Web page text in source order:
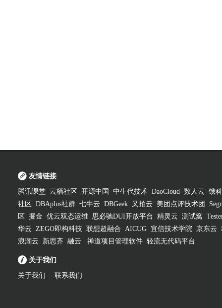
友情链接
腾讯课堂 云栖社区 开源中国 中生代技术 DaoCloud 数人云 饿
社区
DBAplus社群 七牛云 DBGeek 又拍云 美团点评技术团
区
掘金 优云双态运维 思必驰DUI开放平台 精灵云 测试窝
华云 ZEGO即构科技 联想超融合 AICUG 宜信技术学院 京东云
浪潮云
新思齐 融云 禅道项目管理软件 轻流无代码平台
关于我们
关于我们 联系我们